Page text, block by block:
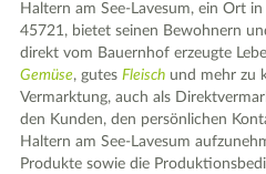
Haltern am See-Lavesum, ein Ort
45721, bietet seinen Bewohnern
direkt vom Bauernhof erzeugte
Gemüse, gutesFleisch und mehr zu
Vermarktung, auch als
den Kunden, den persönlichen
Haltern am See-Lavesum
Produkte sowie die